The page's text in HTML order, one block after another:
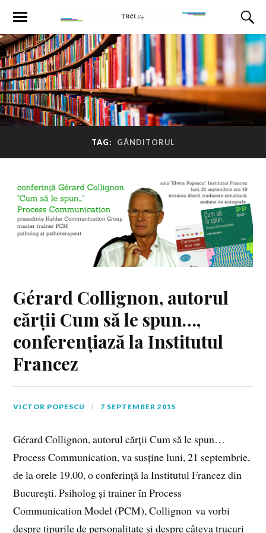
TAG: GÂNDITORUL
Gérard Collignon, autorul
cărții Cum să le spun…,
conferențiază la Institutul
Francez
VICTOR POPESCU 7 SEPTEMBER 2015
Gérard Collignon, autorul cărții Cum să le spun…
Process Communication, va susține luni, 21 septembrie,
de la orele 19.00, o conferință la Institutul Francez din
București. Psiholog și trainer în Process
Communication Model (PCM), Collignon va vorbi
despre tipurile de personalitate și despre câteva trucuri